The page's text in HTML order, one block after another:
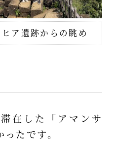
ア遺跡からの眺め
在した「アマンサ
たです。